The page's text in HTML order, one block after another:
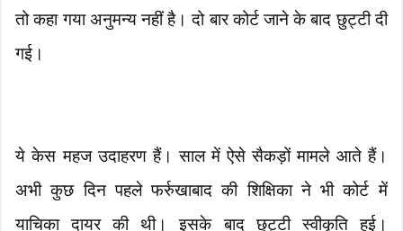
तो कहा गया अनुमन्य नहीं है। दो बार कोर्ट जाने के बाद छुट्टी दी
गई।
ये केस महज उदाहरण हैं। साल में ऐसे सैकड़ों मामले आते हैं।
अभी कुछ दिन पहले फर्रुखाबाद की शिक्षिका ने भी कोर्ट में
याचिका दायर की थी। इसके बाद छुट्टी स्वीकृति हुई।